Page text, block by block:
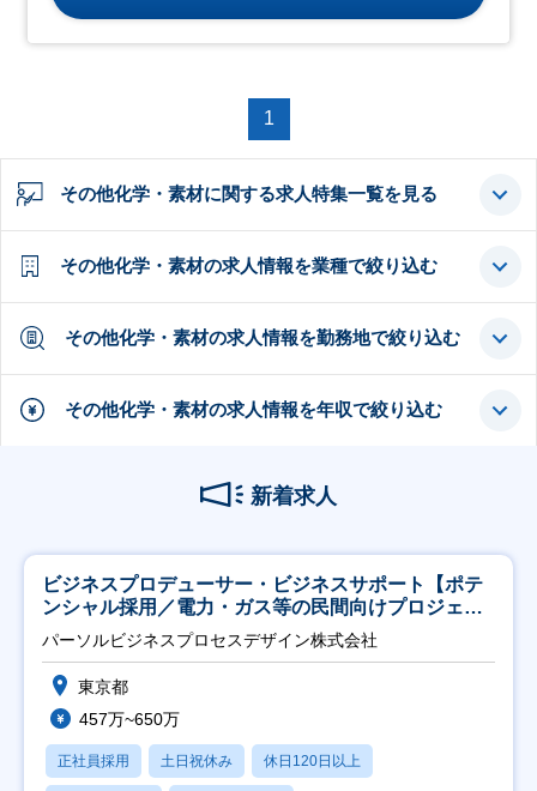
1
その他化学・素材に関する求人特集一覧を見る
その他化学・素材の求人情報を業種で絞り込む
その他化学・素材の求人情報を勤務地で絞り込む
その他化学・素材の求人情報を年収で絞り込む
新着求人
ビジネスプロデューサー・ビジネスサポート【ポテ
ンシャル採用／電力・ガス等の民間向けプロジェク
ト推進】
パーソルビジネスプロセスデザイン株式会社
東京都
457万~650万
正社員採用 土日祝休み 休日120日以上